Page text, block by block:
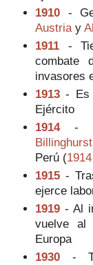
1910 -
Austria y
1911 -
combate
invasores
1913 - Es
Ejército
1914-
Billinghurst
Perú (1914
1915 -
ejerce
1919 - Al
vuelve al
Europa
1930 -